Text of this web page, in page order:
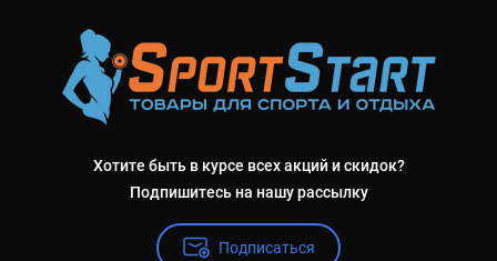
Хотите быть в курсе всех акций и скидок?
Подпишитесь на нашу рассылку
Подписаться